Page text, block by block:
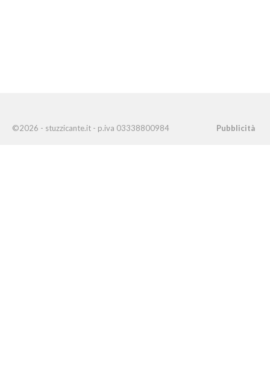
©2026 - stuzzicante.it - p.iva 03338800984 Pubblicità